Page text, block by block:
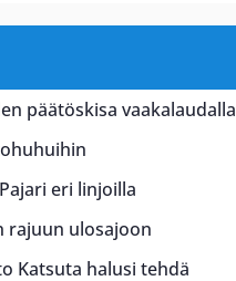
päätöskisa vaakalaudalla
eri linjoilla
rajuun ulosajoon
Katsuta halusi tehdä